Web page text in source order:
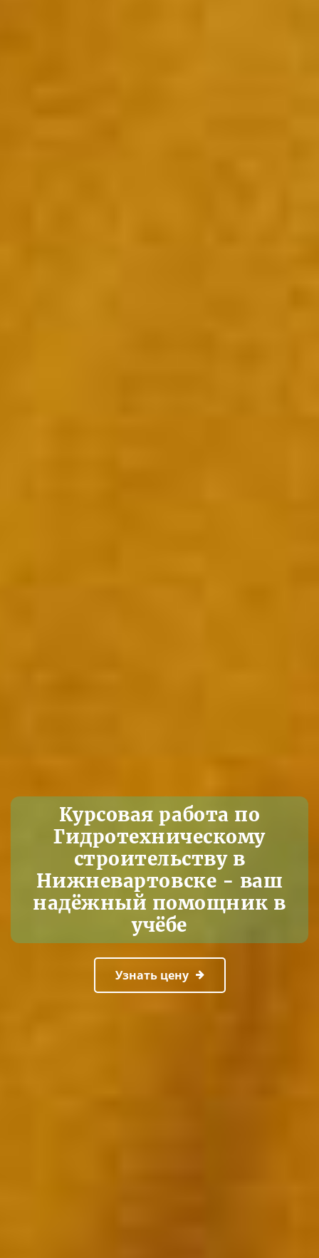
Курсовая работа по
Гидротехническому
строительству в
Нижневартовске - ваш
надёжный помощник в
учёбе
Узнать цену